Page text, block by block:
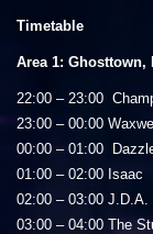
Timetable
Area 1: Ghosttown,
22:00 – 23:00
23:00 – 00:00
00:00 – 01:00
01:00 – 02:00 Isaac
02:00 – 03:00 J.D.A.
03:00 – 04:00 The